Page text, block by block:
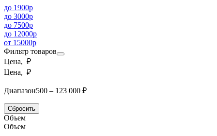
до 1900р
до 3000р
до 7500р
до 12000р
от 15000р
Фильтр товаров
Цена, ₽
Цена, ₽
Диапазон500 – 123 000 ₽
Сбросить
Объем
Объем